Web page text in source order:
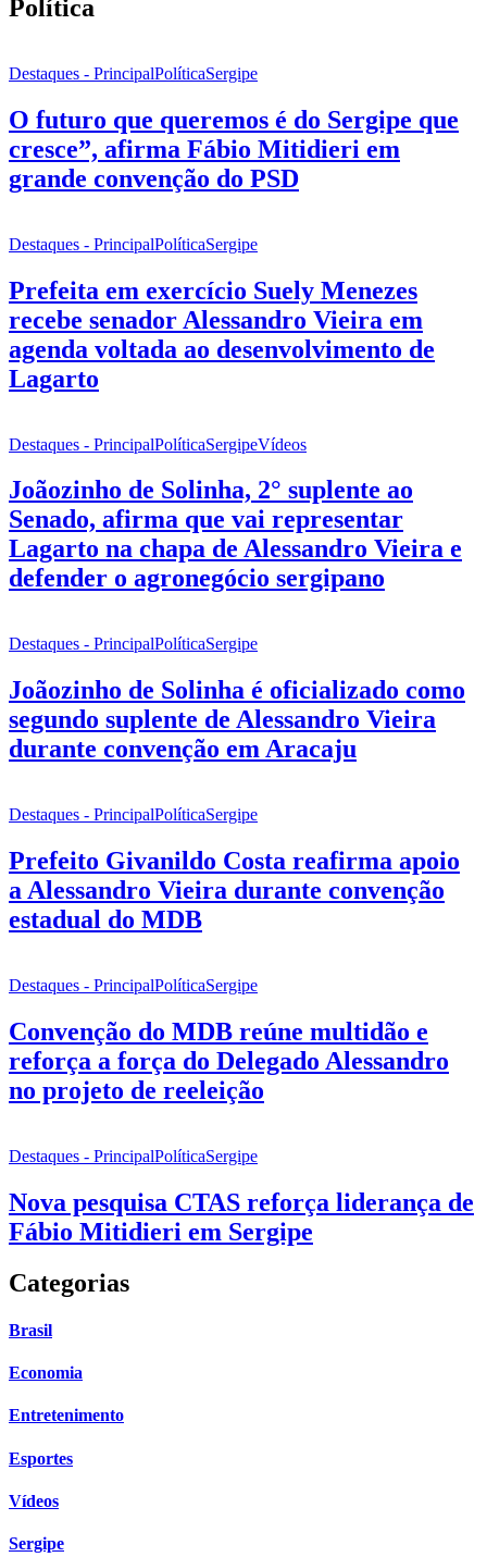
Política
Destaques - PrincipalPolíticaSergipe
O futuro que queremos é do Sergipe que
cresce”, afirma Fábio Mitidieri em
grande convenção do PSD
Destaques - PrincipalPolíticaSergipe
Prefeita em exercício Suely Menezes
recebe senador Alessandro Vieira em
agenda voltada ao desenvolvimento de
Lagarto
Destaques - PrincipalPolíticaSergipeVídeos
Joãozinho de Solinha, 2° suplente ao
Senado, afirma que vai representar
Lagarto na chapa de Alessandro Vieira e
defender o agronegócio sergipano
Destaques - PrincipalPolíticaSergipe
Joãozinho de Solinha é oficializado como
segundo suplente de Alessandro Vieira
durante convenção em Aracaju
Destaques - PrincipalPolíticaSergipe
Prefeito Givanildo Costa reafirma apoio
a Alessandro Vieira durante convenção
estadual do MDB
Destaques - PrincipalPolíticaSergipe
Convenção do MDB reúne multidão e
reforça a força do Delegado Alessandro
no projeto de reeleição
Destaques - PrincipalPolíticaSergipe
Nova pesquisa CTAS reforça liderança de
Fábio Mitidieri em Sergipe
Categorias
Brasil
Economia
Entretenimento
Esportes
Vídeos
Sergipe